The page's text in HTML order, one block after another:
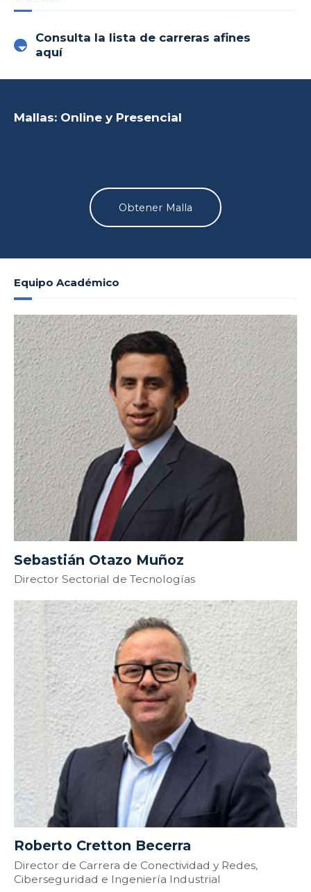
Consulta la lista de carreras afines
aquí
Mallas: Online y Presencial
Obtener Malla
Equipo Académico
Sebastián Otazo Muñoz
Director Sectorial de Tecnologías
Roberto Cretton Becerra
Director de Carrera de Conectividad y Redes,
Ciberseguridad e Ingeniería Industrial